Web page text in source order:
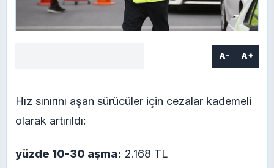
A- A+
Hız sınırını aşan sürücüler için cezalar kademeli
olarak artırıldı:
yüzde 10-30 aşma: 2.168 TL